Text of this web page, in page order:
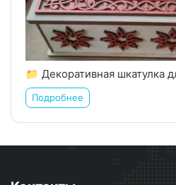
📁 Декоративная шкатулка
Подробнее